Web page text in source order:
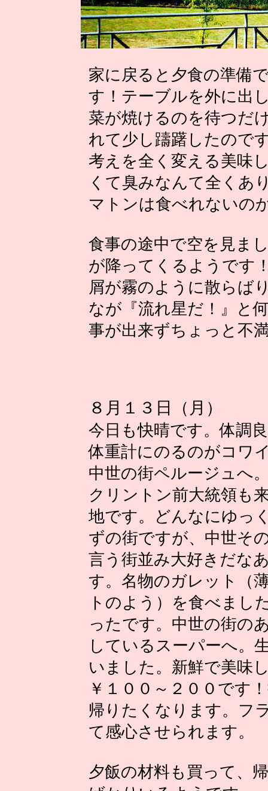
家に戻ると夕食の準備
す！テーブルを外に出
菜が焼けるのを待つだ
れて少し躊躇したので
考えを全く変える美味
くて臭みなんて全くあ
マトンは食べれないの
食事の途中で空を見ま
が降ってくるようです
屑が霧のように散らば
なが『流れ星だ！』と
事が出来ずちょっと不
８月１３日（月）
今日も快晴です。体調
体重計にのるのがコワ
中世の街ペルージュへ
クリントン前大統領も
地です。どんなにゆっ
ずの街ですが、中世そ
言う街並み大好きだな
す。名物のガレット（
トのよう）を食べまし
ったです。中世の街の
しているスーパーへ。
いました。新鮮で美味
￥１００～２００です
帰りたくなります。フ
て感心させられます。
夕飯の材料も買って、